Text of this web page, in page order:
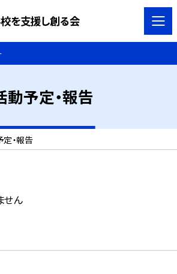
を支援し創る会
動予定・報告
・報告
せん